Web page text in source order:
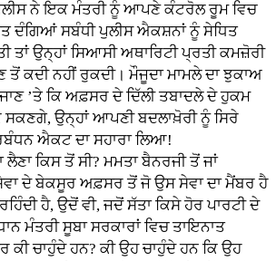
ਪੁਲੀਸ ਨੇ ਇਕ ਮੰਤਰੀ ਨੂੰ ਆਪਣੇ ਕੰਟਰੋਲ ਰੂਮ ਵਿਚ
ਦੰਗਿਆਂ ਸਬੰਧੀ ਪੁਲੀਸ ਐਕਸ਼ਨਾਂ ਨੂੰ ਸੇਧਿਤ
ਤਾਂ ਉਨ੍ਹਾਂ ਸਿਆਸੀ ਅਥਾਰਿਟੀ ਪ੍ਰਤੀ ਕਮਜ਼ੋਰੀ
ਤੋਂ ਕਦੀ ਨਹੀਂ ਰੁਕਦੀ। ਮੌਜੂਦਾ ਮਾਮਲੇ ਦਾ ਝੁਕਾਅ
’ਤੇ ਕਿ ਅਫ਼ਸਰ ਦੇ ਦਿੱਲੀ ਤਬਾਦਲੇ ਦੇ ਹੁਕਮ
ਸਕਣਗੇ, ਉਨ੍ਹਾਂ ਆਪਣੀ ਬਦਲਾਖ਼ੋਰੀ ਨੂੰ ਸਿਰੇ
ਐਕਟ ਦਾ ਸਹਾਰਾ ਲਿਆ!
ਕਿਸ ਤੋਂ ਸੀ? ਮਮਤਾ ਬੈਨਰਜੀ ਤੋਂ ਜਾਂ
ਦੇ ਬੇਕਸੂਰ ਅਫ਼ਸਰ ਤੋਂ ਜੋ ਉਸ ਸੇਵਾ ਦਾ ਮੈਂਬਰ ਹੈ
ਹੈ, ਉਦੋਂ ਵੀ, ਜਦੋਂ ਸੱਤਾ ਕਿਸੇ ਹੋਰ ਪਾਰਟੀ ਦੇ
ਮੰਤਰੀ ਸੂਬਾ ਸਰਕਾਰਾਂ ਵਿਚ ਤਾਇਨਾਤ
ਚਾਹੁੰਦੇ ਹਨ? ਕੀ ਉਹ ਚਾਹੁੰਦੇ ਹਨ ਕਿ ਉਹ